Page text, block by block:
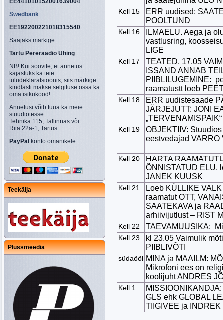
EE441010152001639004
Swedbank
EE192200221018315540
Saajaks märkige:
Tartu Pereraadio Ühing
NB! Kui soovite, et annetus
kajastuks ka teie
tuludeklaratsioonis, siis märkige
kindlasti makse selgituse ossa ka
oma isikukood!
Annetusi võib tuua ka meie
stuudiotesse
Tehnika 115, Tallinnas või
Riia 22a-1, Tartus
PayPal konto omanikele:
Teekäija
Plussmeedia
Kell 15
ERR uudised;
POOLTUND
Kell 16
ILMAELU. Aega ja
vastlusring,
LIGE
Kell 17
TEATED, 17.05
ISSAND ANNAB
PIIBLILUGEMINE:
raamatustt loeb
Kell 18
ERR uudistesaade
JÄRJEJUTT: JONI
Kell 19
OBJEKTIIV:
eestvedajad
Kell 20
HARTA
ÕNNISTATUD ELU,
JANEK KUUSK
Kell 21
Loeb KÜLLIKE
raamatut OTT,
SAATEKAVA ja
arhiivijutlust – RIST
Kell 22 TAEVAMUUSIKA:
Kell 23
kl 23.05 Vaimulik
PIIBLIVÕTI
südaööl MINA ja MAAILM:
Mikrofoni ees on
koolijuht ANDRES
Kell 1
GLS ehk GLOBAL
TIIGIVEE ja INDREK